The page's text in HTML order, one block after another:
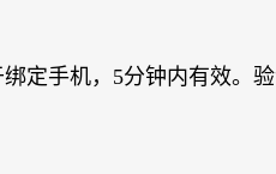
绑定手机，5分钟内有效